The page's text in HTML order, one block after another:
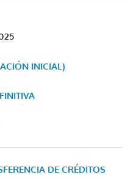
INICIAL)
DE CRÉDITOS